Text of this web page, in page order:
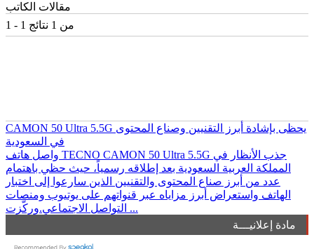
مقالات الكاتب
1 - 1 من 1 نتائج
CAMON 50 Ultra 5.5G يحظى بإشادة أبرز التقنيين وصناع المحتوى
في السعودية
واصل هاتف TECNO CAMON 50 Ultra 5.5G جذب الأنظار في
المملكة العربية السعودية بعد إطلاقه رسمياً، حيث حظي باهتمام
عدد من أبرز صناع المحتوى والتقنيين الذين سارعوا إلى اختبار
الهاتف واستعراض أبرز مزاياه عبر قنواتهم على يوتيوب ومنصات
التواصل الاجتماعي.وركّزت ...
مادة إعلانيـــة